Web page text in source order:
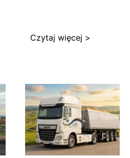
Czytaj więcej >